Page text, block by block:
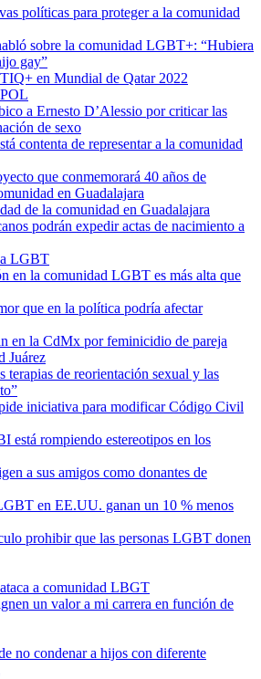
políticas para proteger a la comunidad
sobre la comunidad LGBT+: “Hubiera
gay”
en Mundial de Qatar 2022
a Ernesto D’Alessio por criticar las
de sexo
contenta de representar a la comunidad
que conmemorará 40 años de
en Guadalajara
de la comunidad en Guadalajara
podrán expedir actas de nacimiento a
LGBT
en la comunidad LGBT es más alta que
que en la política podría afectar
en la CdMx por feminicidio de pareja
Juárez
terapias de reorientación sexual y las
iniciativa para modificar Código Civil
está rompiendo estereotipos en los
a sus amigos como donantes de
en EE.UU. ganan un 10 % menos
prohibir que las personas LGBT donen
a comunidad LBGT
un valor a mi carrera en función de
no condenar a hijos con diferente